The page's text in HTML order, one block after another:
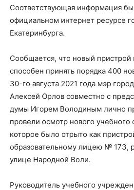
Соответствующая информация
официальном интернет ресурсе
Екатеринбурга.
Сообщается, что новый
способен принять порядка 400
30-го августа 2021 года мэр
Алексей Орлов совместно с
думы Игорем Володиным лично
провели осмотр нового учебного
которое было отрыто как
образовательному лицею № 173,
улице Народной Воли.
Руководитель учебного